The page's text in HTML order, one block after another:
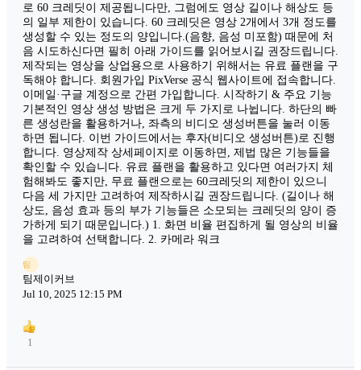
로 60 크레딧이 제공됩니다만, 그럼에도 영상 길이나 해상도 등
의 일부 제한이 있습니다. 60 크레딧은 영상 2개에서 3개 정도를
생성할 수 있는 정도의 양입니다.(음향, 음성 미포함) 때문에 처
음 시도하신다면 필히 아래 가이드를 읽어보시길 권장드립니다.
제작되는 영상을 상업용으로 사용하기 위해서는 유료 플랜을 구
독해야 합니다. 회원가입 PixVerse 공식 웹사이트에 접속합니다.
이메일·구글 계정으로 간편 가입합니다. 시작하기 & 주요 기능
기본적인 영상 생성 방법은 크게 두 가지로 나뉩니다. 하단의 빠
른 생성란을 활용하거나, 좌측의 비디오 생성버튼을 눌러 이동
하면 됩니다. 이번 가이드에서는 후자(비디오 생성버튼)로 진행
합니다. 영상제작 상세페이지로 이동하면, 제법 많은 기능들을
확인할 수 있습니다. 유료 플랜을 활용하고 있다면 여러가지 체
험해봐도 좋지만, 무료 플랜으로는 60크레딧의 제한이 있으니
다음 세 가지만 고려하여 제작하시길 권장드립니다. (길이나 해
상도, 음성 효과 등의 부가 기능들은 소모되는 크레딧의 양이 증
가하게 되기 때문입니다.) 1. 화면 비율 편집하게 될 영상의 비율
을 고려하여 선택합니다. 2. 카메라 워크
팀
팀제이커브
Jul 10, 2025 12:15 PM
1